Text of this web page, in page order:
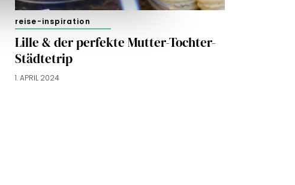
reise-inspiration
Lille & der perfekte Mutter-Tochter-
Städtetrip
1. APRIL 2024